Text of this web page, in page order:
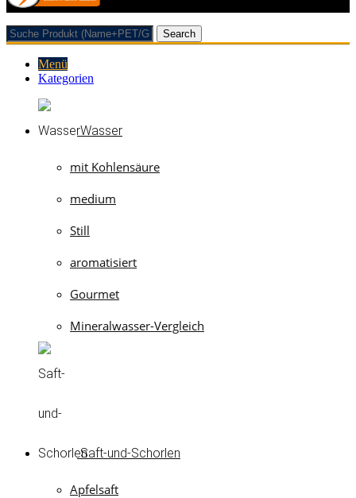
Search
Menü
Kategorien
Wasser
mit Kohlensäure
medium
Still
aromatisiert
Gourmet
Mineralwasser-Vergleich
Saft-und-Schorlen
Apfelsaft